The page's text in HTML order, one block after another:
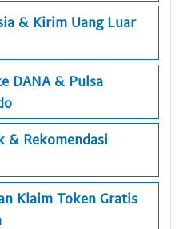
& Kirim Uang Luar
DANA & Pulsa
& Rekomendasi
Klaim Token Gratis